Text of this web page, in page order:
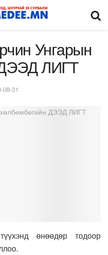
Унгарын
ЛИГТ
08-31
өнөөдөр тодоор